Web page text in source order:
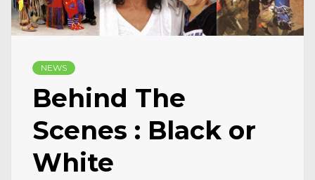
NEWS
Behind The
Scenes : Black or
White